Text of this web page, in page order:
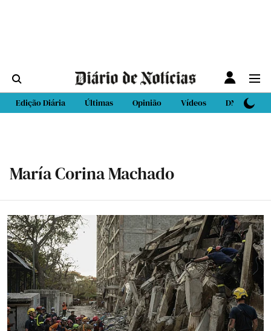
Edição Diária Últimas Opinião Vídeos DN Sport
María Corina Machado